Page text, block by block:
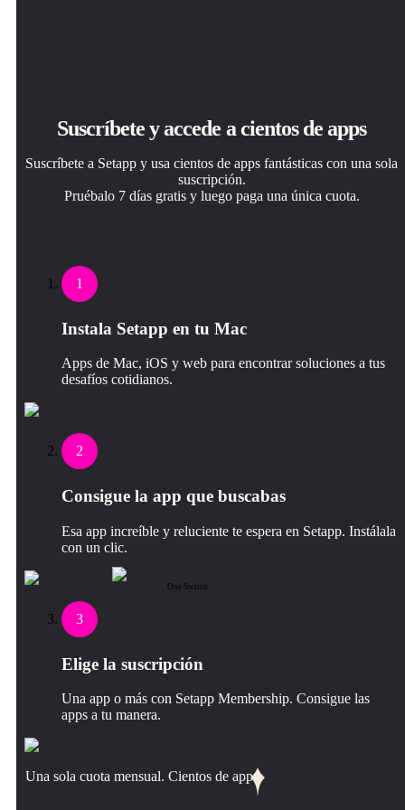
Suscríbete y accede a cientos de apps
Suscríbete a Setapp y usa cientos de apps fantásticas con una sola
suscripción.
Pruébalo 7 días gratis y luego paga una única cuota.
1
Instala Setapp en tu Mac
Apps de Mac, iOS y web para encontrar soluciones a tus
desafíos cotidianos.
2
Consigue la app que buscabas
Esa app increíble y reluciente te espera en Setapp. Instálala
con un clic.
One Switch
3
Elige la suscripción
Una app o más con Setapp Membership. Consigue las
apps a tu manera.
Una sola cuota mensual. Cientos de apps.